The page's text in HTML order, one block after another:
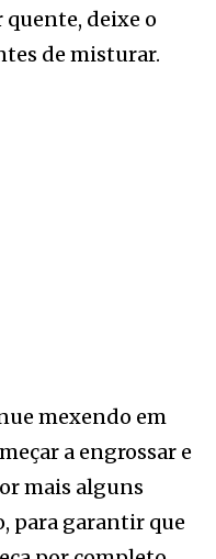
quente, deixe o
de misturar.
mexendo em
a engrossar e
mais alguns
para garantir que